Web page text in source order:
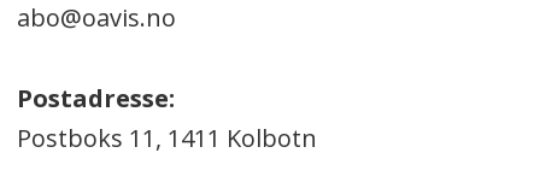
abo@oavis.no
Postadresse:
Postboks 11, 1411 Kolbotn